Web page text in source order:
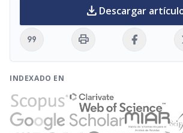
download Descargar
format_quote print
INDEXADO EN